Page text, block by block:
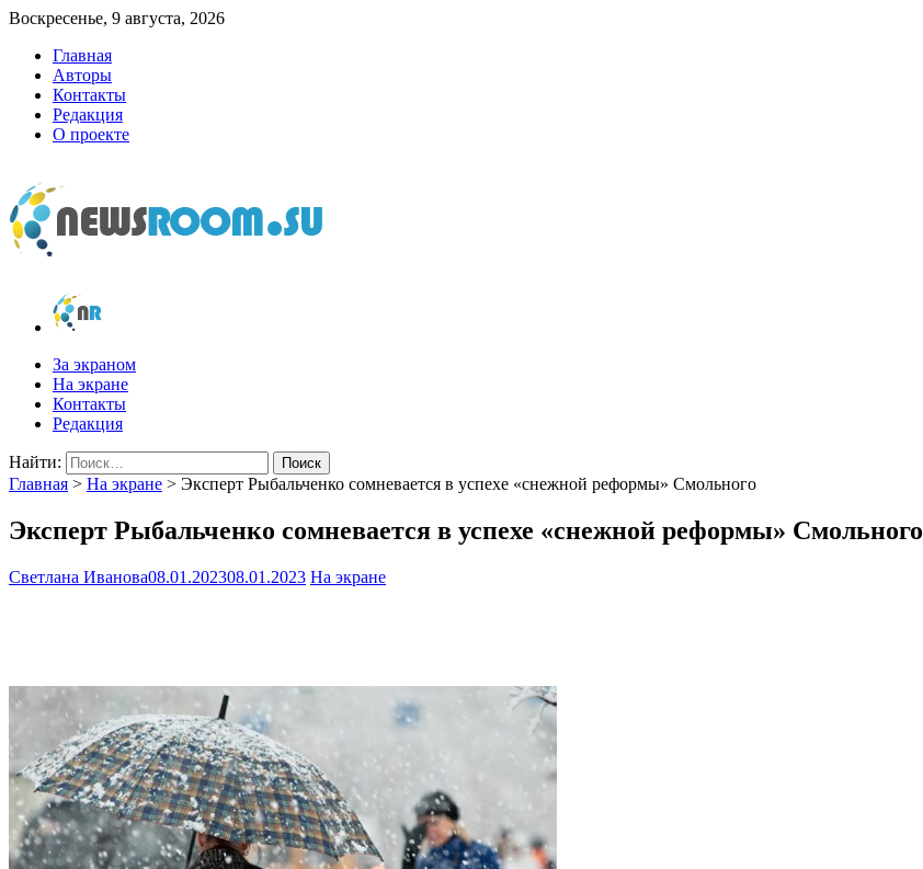
Воскресенье, 9 августа, 2026
Главная
Авторы
Контакты
Редакция
О проекте
newsroom.su
Новости о новостях
За экраном
На экране
Контакты
Редакция
Найти:
Главная > На экране > Эксперт Рыбальченко сомневается в успехе «снежной реформы» Смольного
Эксперт Рыбальченко сомневается в успехе «снежной реформы» Смольного
Светлана Иванова08.01.202308.01.2023 На экране